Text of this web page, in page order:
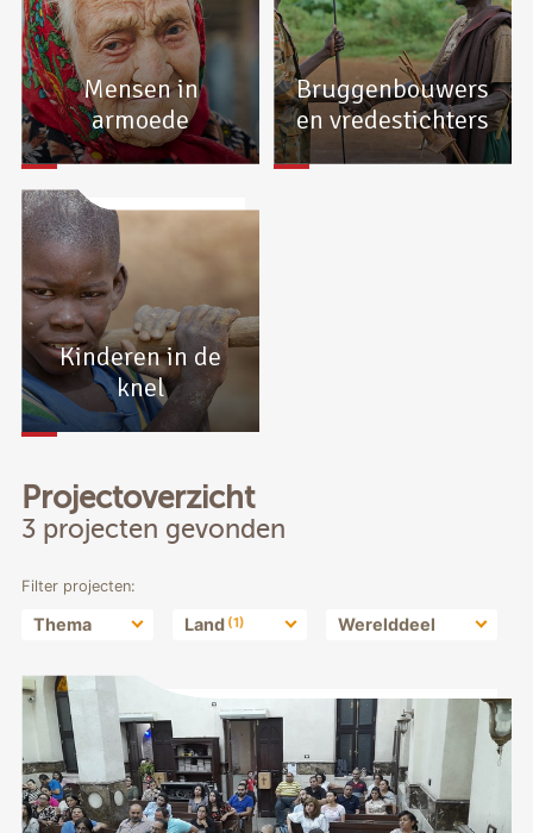
Mensen in
armoede
Bruggenbouwers
en vredestichters
Kinderen in de
knel
Projectoverzicht
3 projecten gevonden
Filter projecten:
Thema Land (1) Werelddeel